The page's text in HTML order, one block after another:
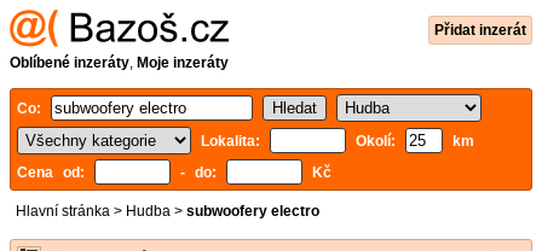
Přidat inzerát
Oblíbené inzeráty, Moje inzeráty
Co:
Lokalita:
Okolí:
km
Cena od:
- do: Kč
Hlavní stránka > Hudba > subwoofery electro